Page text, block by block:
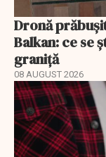
Dronă
Balkan: ce se
graniță
08 AUGUST 2026